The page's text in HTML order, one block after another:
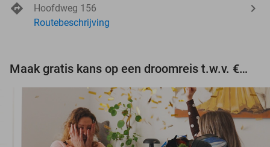
Hoofdweg 156
Routebeschrijving
Maak gratis kans op een droomreis t.w.v. €3.000!